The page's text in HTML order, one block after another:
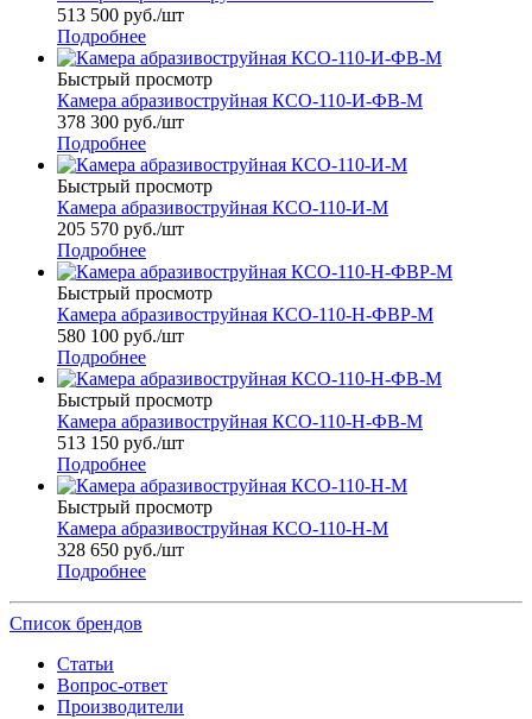
513 500 руб./шт
Подробнее
Быстрый просмотр
Камера абразивоструйная КСО-110-И-ФВ-М
378 300 руб./шт
Подробнее
Быстрый просмотр
Камера абразивоструйная КСО-110-И-М
205 570 руб./шт
Подробнее
Быстрый просмотр
Камера абразивоструйная КСО-110-Н-ФВР-М
580 100 руб./шт
Подробнее
Быстрый просмотр
Камера абразивоструйная КСО-110-Н-ФВ-М
513 150 руб./шт
Подробнее
Быстрый просмотр
Камера абразивоструйная КСО-110-Н-М
328 650 руб./шт
Подробнее
Список брендов
Статьи
Вопрос-ответ
Производители